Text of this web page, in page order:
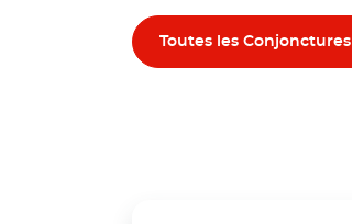
Toutes les Conjonctures